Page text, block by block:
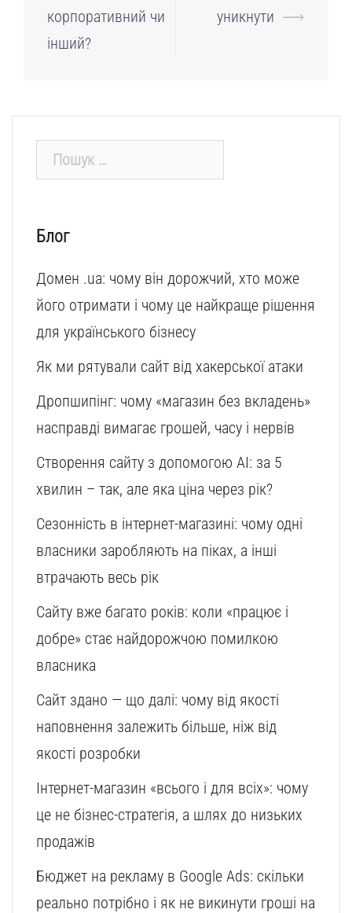
корпоративний чи
інший?
уникнути ⟶
Пошук:
Блог
Домен .ua: чому він дорожчий, хто може
його отримати і чому це найкраще рішення
для українського бізнесу
Як ми рятували сайт від хакерської атаки
Дропшипінг: чому «магазин без вкладень»
насправді вимагає грошей, часу і нервів
Створення сайту з допомогою AI: за 5
хвилин – так, але яка ціна через рік?
Сезонність в інтернет-магазині: чому одні
власники заробляють на піках, а інші
втрачають весь рік
Сайту вже багато років: коли «працює і
добре» стає найдорожчою помилкою
власника
Сайт здано — що далі: чому від якості
наповнення залежить більше, ніж від
якості розробки
Інтернет-магазин «всього і для всіх»: чому
це не бізнес-стратегія, а шлях до низьких
продажів
Бюджет на рекламу в Google Ads: скільки
реально потрібно і як не викинути гроші на